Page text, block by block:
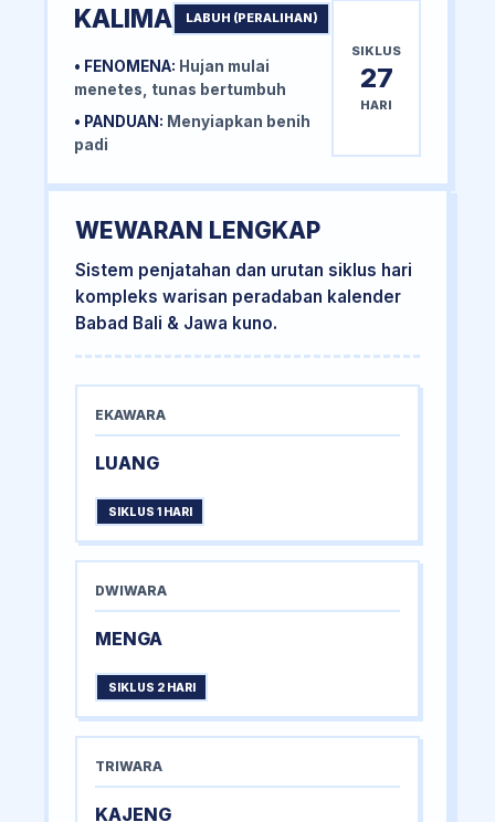
KALIMA LABUH (PERALIHAN)
• FENOMENA: Hujan mulai
menetes, tunas bertumbuh
• PANDUAN: Menyiapkan benih
padi
SIKLUS
27
HARI
WEWARAN LENGKAP
Sistem penjatahan dan urutan siklus hari
kompleks warisan peradaban kalender
Babad Bali & Jawa kuno.
EKAWARA
LUANG
SIKLUS 1 HARI
DWIWARA
MENGA
SIKLUS 2 HARI
TRIWARA
KAJENG